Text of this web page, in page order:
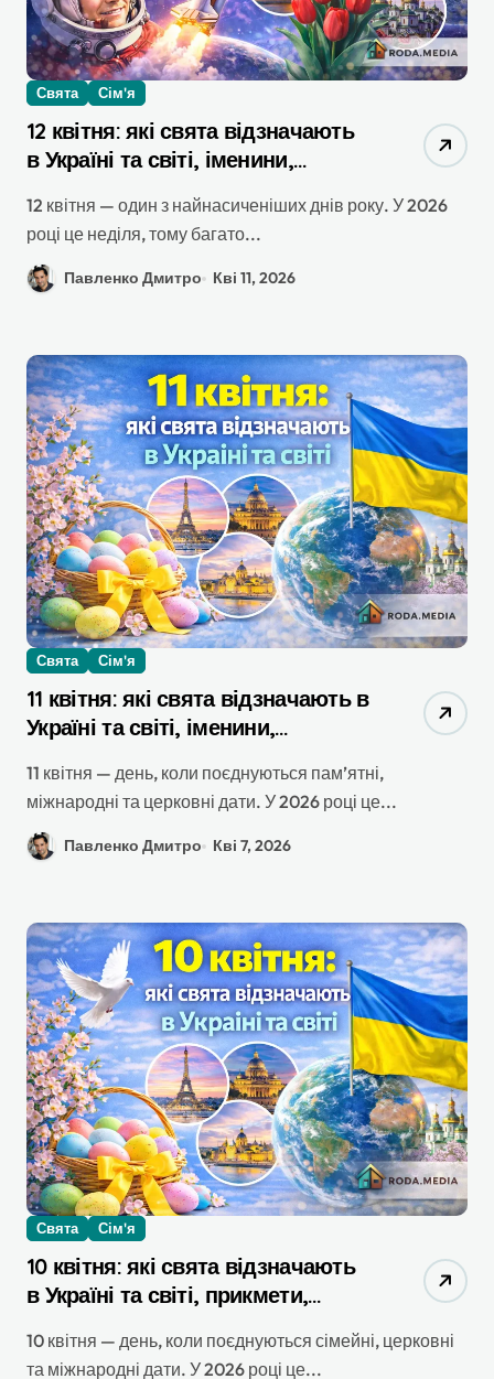
Свята Сім'я
12 квітня: які свята відзначають
в Україні та світі, іменини,
12 квітня — один з найнасиченіших днів року. У 2026
році це неділя, тому багато...
Павленко Дмитро Кві 11, 2026
Свята Сім'я
11 квітня: які свята відзначають в
Україні та світі, іменини,
день з користю
11 квітня — день, коли поєднуються пам’ятні,
міжнародні та церковні дати. У 2026 році це...
Павленко Дмитро Кві 7, 2026
Свята Сім'я
10 квітня: які свята відзначають
в Україні та світі, прикмети,
з користю
10 квітня — день, коли поєднуються сімейні, церковні
та міжнародні дати. У 2026 році це...